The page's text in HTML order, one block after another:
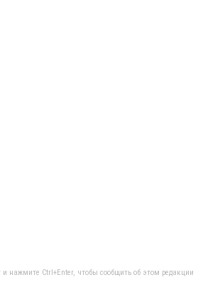
нажмите Ctrl+Enter, чтобы сообщить об этом редакции